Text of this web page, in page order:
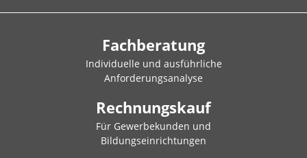
Fachberatung
Individuelle und ausführliche
Anforderungsanalyse
Rechnungskauf
Für Gewerbekunden und
Bildungseinrichtungen